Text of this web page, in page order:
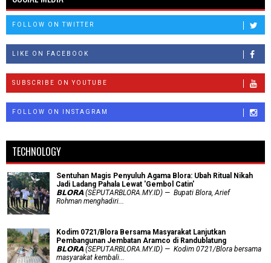
FOLLOW ON TWITTER
LIKE ON FACEBOOK
SUBSCRIBE ON YOUTUBE
FOLLOW ON INSTAGRAM
TECHNOLOGY
Sentuhan Magis Penyuluh Agama Blora: Ubah Ritual Nikah
Jadi Ladang Pahala Lewat 'Gembol Catin'
𝗕𝗟𝗢𝗥𝗔 (SEPUTARBLORA.MY.ID) — Bupati Blora, Arief
Rohman menghadiri...
Kodim 0721/Blora Bersama Masyarakat Lanjutkan
Pembangunan Jembatan Aramco di Randublatung
𝗕𝗟𝗢𝗥𝗔 (SEPUTARBLORA.MY.ID) — Kodim 0721/Blora bersama
masyarakat kembali...